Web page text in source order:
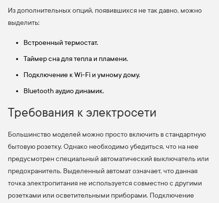
Из дополнительных опций, появившихся не так давно, можно
выделить:
Встроенный термостат.
Таймер сна для тепла и пламени.
Подключение к Wi-Fi и умному дому.
Bluetooth аудио динамик.
Требования к электросети
Большинство моделей можно просто включить в стандартную
бытовую розетку. Однако необходимо убедиться, что на нее
предусмотрен специальный автоматический выключатель или
предохранитель. Выделенный автомат означает, что данная
точка электропитания не используется совместно с другими
розетками или осветительными приборами. Подключение